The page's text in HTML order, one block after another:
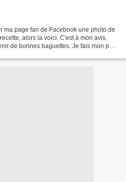
ma page fan de Facebook une photo de
alors la voici. C'est à mon avis,
de bonnes baguettes. Je fais mon pain